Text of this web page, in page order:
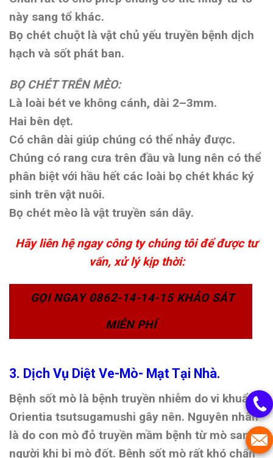
này sang tổ khác.
Bọ chét chuột là vật chủ yếu truyền bệnh dịch
hạch và sốt phát ban.
BỌ CHÉT TRÊN MÈO:
Là loài bét ve không cánh, dài 2–3mm.
Hai bên dẹt.
Có chân dài giúp chúng có thể nhảy được.
Chúng có rang cưa trên đầu và lung nên có thể
phân biệt với hầu hết các loài bọ chét khác ký
sinh trên vật nuôi.
Bọ chét mèo là vật truyền sán dây.
Hãy liên hệ ngay công ty chúng tôi để được tư
vấn, xử lý kịp thời:
GỌI NGAY 0862-14-14-15 KHẢO SÁT
MIỄN PHÍ
3. Dịch Vụ Diệt Ve-Mò- Mạt Tại Nhà.
Bệnh sốt mò là bệnh truyền nhiễm do vi khuẩn
Orientia tsutsugamushi gây nên. Nguyên nhân
là do con mò đỏ truyền mầm bệnh từ mò sang
người khi bị mò đốt. Bệnh sốt mò rất khó chẩn